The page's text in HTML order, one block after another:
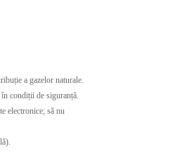
a gazelor naturale.
condiții de siguranță.
electronice; să nu